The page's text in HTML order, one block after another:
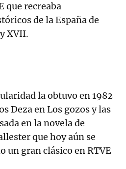
que recreaba
de la España de
XVII.
la obtuvo en 1982
Deza en Los gozos y las
en la novela de
que hoy aún se
un gran clásico en RTVE